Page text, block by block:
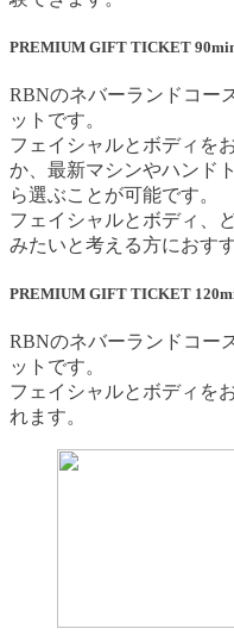
PREMIUM GIFT TICKET
RBNのネバーランドコー
ットです。
フェイシャルとボディを
か、最新マシンやハンド
ら選ぶことが可能です。
フェイシャルとボディ、
みたいと考える方におす
PREMIUM GIFT TICKET
RBNのネバーランドコー
ットです。
フェイシャルとボディを
れます。